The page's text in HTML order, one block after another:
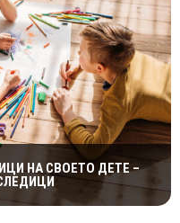
НА СВОЕТО ДЕТЕ –